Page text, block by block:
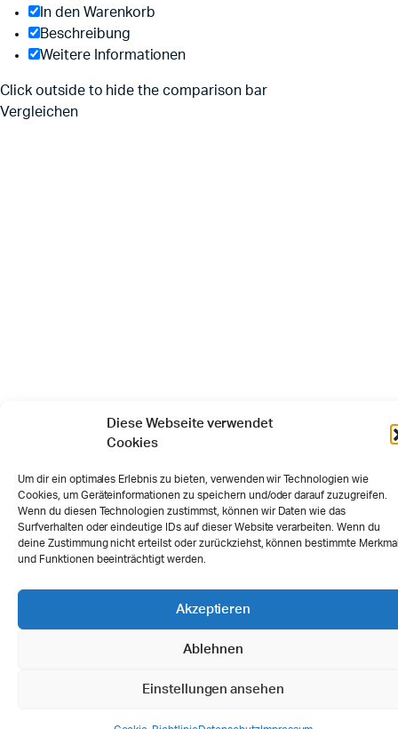
Diese Webseite verwendet
Cookies
Um dir ein optimales Erlebnis zu bieten, verwenden wir Technologien wie
Cookies, um Geräteinformationen zu speichern und/oder darauf zuzugreifen.
Wenn du diesen Technologien zustimmst, können wir Daten wie das
Surfverhalten oder eindeutige IDs auf dieser Website verarbeiten. Wenn du
deine Zustimmung nicht erteilst oder zurückziehst, können bestimmte
und Funktionen beeinträchtigt werden.
Akzeptieren
Ablehnen
Einstellungen ansehen
In den Warenkorb
Beschreibung
Weitere Informationen
Click outside to hide the comparison bar
Vergleichen